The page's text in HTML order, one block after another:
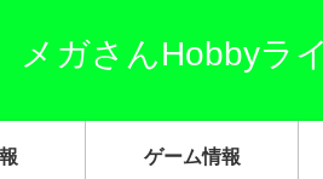
メガさんHobbyラ
ゲーム情報